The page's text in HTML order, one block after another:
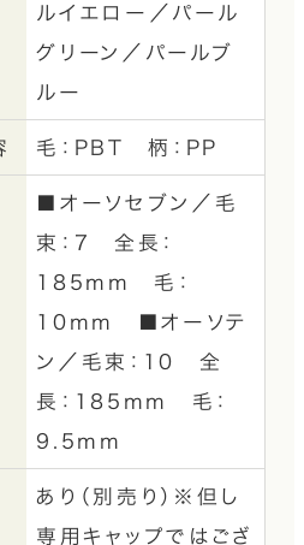
ルイエロー／パール
グリーン／パールブ
ルー
毛：PBT 柄：PP
■オーソセブン／毛
束：7 全長：
185mm 毛：
10mm ■オーソテ
ン／毛束：10 全
長：185mm 毛：
9.5mm
あり（別売り）※但し
専用キャップではござ